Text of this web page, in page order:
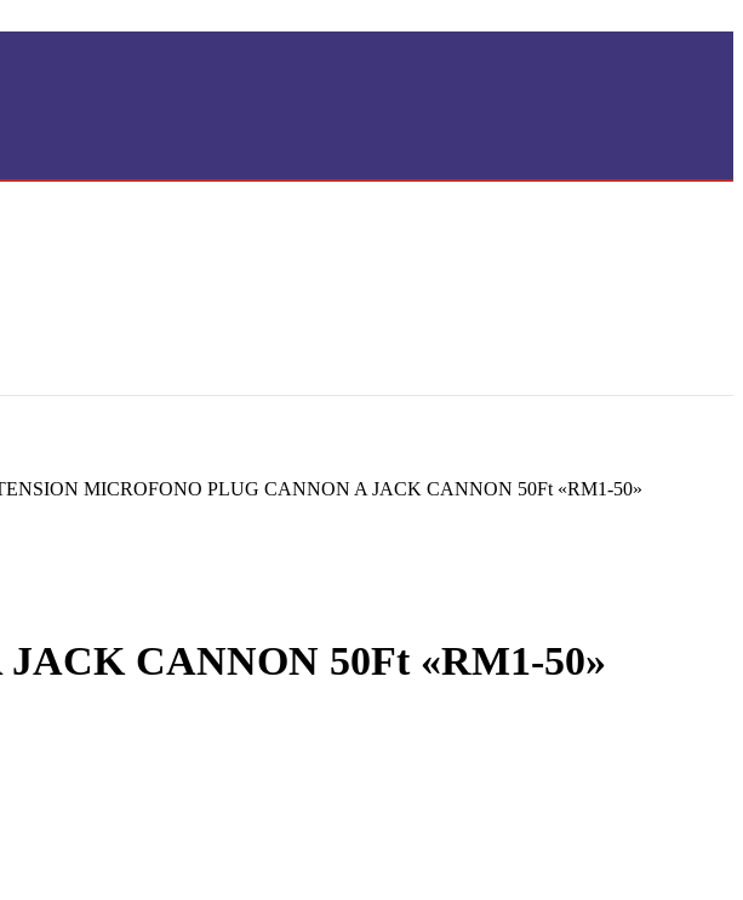
MICROFONO PLUG CANNON A JACK CANNON 50Ft «RM1-50»
CANNON 50Ft «RM1-50»